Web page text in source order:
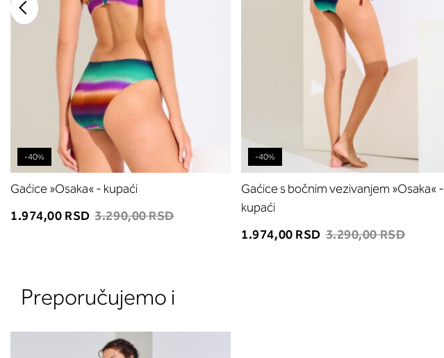
-40%
Gaćice »Osaka« - kupaći
1.974,00 RSD 3.290,00 RSD
-40%
Gaćice s bočnim vezivanjem »Osaka« -
kupaći
1.974,00 RSD 3.290,00 RSD
Preporučujemo i